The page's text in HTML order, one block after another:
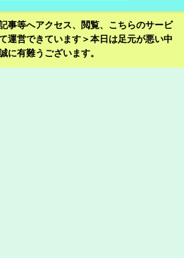
事等へアクセス、閲覧、こちらのサービ
運営できています＞本日は足元が悪い中
に有難うございます。